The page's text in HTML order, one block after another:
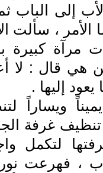
إلى الباب
، سألت
مرآة كبيرة
هي قال : لا
إليها .
ويساراً
تنظيف غرفة
لتكمل
، فهرعت